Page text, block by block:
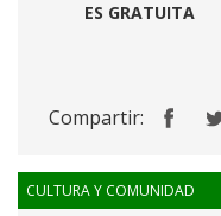
ES GRATUITA
Compartir:
CULTURA Y COMUNIDAD